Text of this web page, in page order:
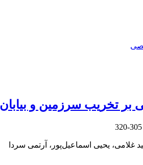
بر تخریب سرزمین و
305-320
یحیی اسماعیل‌پور، آرتمی سردا